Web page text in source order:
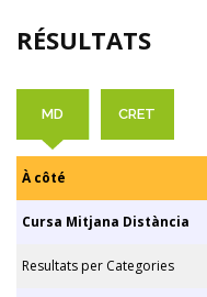
RÉSULTATS
MD CRET
À côté
Cursa Mitjana Distància
Resultats per Categories